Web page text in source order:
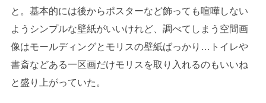
と。基本的には後からポスターなど飾っても喧嘩しない
ようシンプルな壁紙がいいけれど、調べてしまう空間画
像はモールディングとモリスの壁紙ばっかり…トイレや
書斎などある一区画だけモリスを取り入れるのもいいね
と盛り上がっていた。